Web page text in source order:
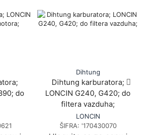
do
Dihtung
Dihtung karburatora;
LONCIN G240, G420; do
filtera vazduha;
LONCIN
ŠIFRA: '170430070